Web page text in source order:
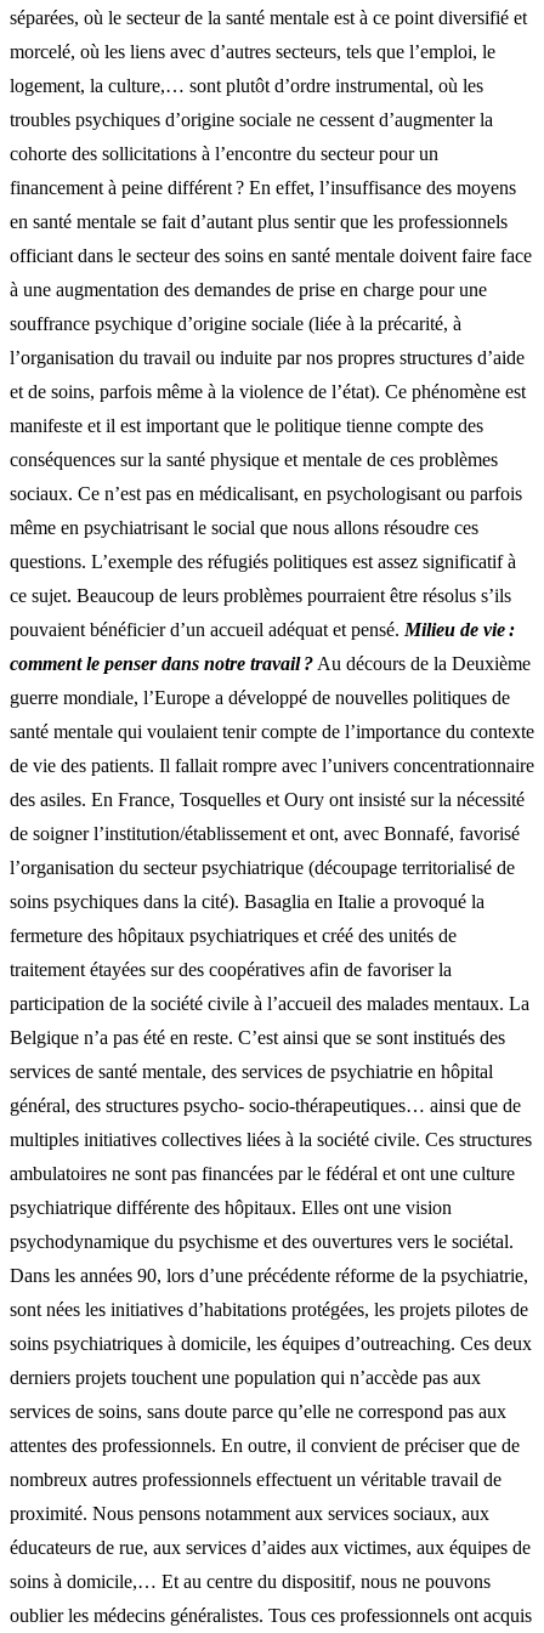
séparées, où le secteur de la santé mentale est à ce point diversifié et
morcelé, où les liens avec d’autres secteurs, tels que l’emploi, le
logement, la culture,… sont plutôt d’ordre instrumental, où les
troubles psychiques d’origine sociale ne cessent d’augmenter la
cohorte des sollicitations à l’encontre du secteur pour un
financement à peine différent ? En effet, l’insuffisance des moyens
en santé mentale se fait d’autant plus sentir que les professionnels
officiant dans le secteur des soins en santé mentale doivent faire face
à une augmentation des demandes de prise en charge pour une
souffrance psychique d’origine sociale (liée à la précarité, à
l’organisation du travail ou induite par nos propres structures d’aide
et de soins, parfois même à la violence de l’état). Ce phénomène est
manifeste et il est important que le politique tienne compte des
conséquences sur la santé physique et mentale de ces problèmes
sociaux. Ce n’est pas en médicalisant, en psychologisant ou parfois
même en psychiatrisant le social que nous allons résoudre ces
questions. L’exemple des réfugiés politiques est assez significatif à
ce sujet. Beaucoup de leurs problèmes pourraient être résolus s’ils
pouvaient bénéficier d’un accueil adéquat et pensé. Milieu de vie :
comment le penser dans notre travail ? Au décours de la Deuxième
guerre mondiale, l’Europe a développé de nouvelles politiques de
santé mentale qui voulaient tenir compte de l’importance du contexte
de vie des patients. Il fallait rompre avec l’univers concentrationnaire
des asiles. En France, Tosquelles et Oury ont insisté sur la nécessité
de soigner l’institution/établissement et ont, avec Bonnafé, favorisé
l’organisation du secteur psychiatrique (découpage territorialisé de
soins psychiques dans la cité). Basaglia en Italie a provoqué la
fermeture des hôpitaux psychiatriques et créé des unités de
traitement étayées sur des coopératives afin de favoriser la
participation de la société civile à l’accueil des malades mentaux. La
Belgique n’a pas été en reste. C’est ainsi que se sont institués des
services de santé mentale, des services de psychiatrie en hôpital
général, des structures psycho- socio-thérapeutiques… ainsi que de
multiples initiatives collectives liées à la société civile. Ces structures
ambulatoires ne sont pas financées par le fédéral et ont une culture
psychiatrique différente des hôpitaux. Elles ont une vision
psychodynamique du psychisme et des ouvertures vers le sociétal.
Dans les années 90, lors d’une précédente réforme de la psychiatrie,
sont nées les initiatives d’habitations protégées, les projets pilotes de
soins psychiatriques à domicile, les équipes d’outreaching. Ces deux
derniers projets touchent une population qui n’accède pas aux
services de soins, sans doute parce qu’elle ne correspond pas aux
attentes des professionnels. En outre, il convient de préciser que de
nombreux autres professionnels effectuent un véritable travail de
proximité. Nous pensons notamment aux services sociaux, aux
éducateurs de rue, aux services d’aides aux victimes, aux équipes de
soins à domicile,… Et au centre du dispositif, nous ne pouvons
oublier les médecins généralistes. Tous ces professionnels ont acquis